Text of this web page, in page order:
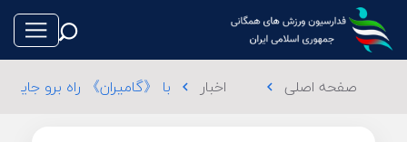
صفحه اصلی chevron_left اخبار chevron_left با 《گامیران》 راه برو جایزه